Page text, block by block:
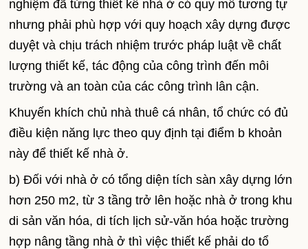
nghiệm đã từng thiết kế nhà ở có quy mô tương tự
nhưng phải phù hợp với quy hoạch xây dựng được
duyệt và chịu trách nhiệm trước pháp luật về chất
lượng thiết kế, tác động của công trình đến môi
trường và an toàn của các công trình lân cận.
Khuyến khích chủ nhà thuê cá nhân, tổ chức có đủ
điều kiện năng lực theo quy định tại điểm b khoản
này để thiết kế nhà ở.
b) Đối với nhà ở có tổng diện tích sàn xây dựng lớn
hơn 250 m2, từ 3 tầng trở lên hoặc nhà ở trong khu
di sản văn hóa, di tích lịch sử-văn hóa hoặc trường
hợp nâng tầng nhà ở thì việc thiết kế phải do tổ